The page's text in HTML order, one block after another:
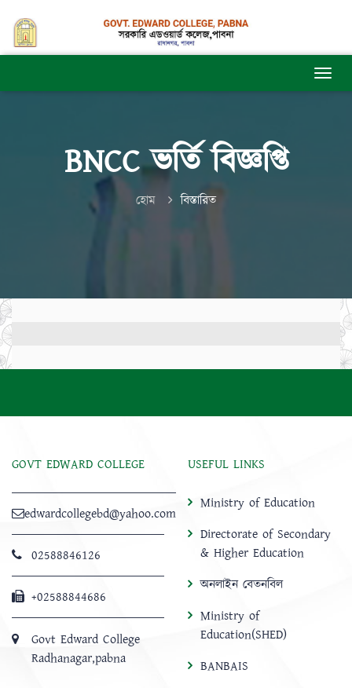
BNCC ভর্তি বিজ্ঞপ্তি
হোম বিস্তারিত
GOVT EDWARD COLLEGE
edwardcollegebd@yahoo.com
02588846126
+02588844686
Govt Edward College
Radhanagar,pabna
USEFUL LINKS
Ministry of Education
Directorate of Secondary
& Higher Education
অনলাইন বেতনবিল
Ministry of
Education(SHED)
BANBAIS